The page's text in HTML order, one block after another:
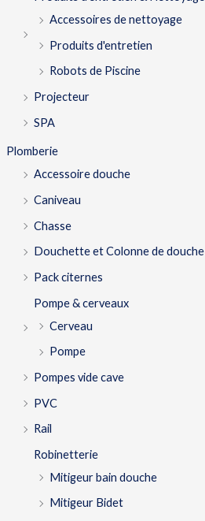
Accessoires de nettoyage
Produits d'entretien
Robots de Piscine
Projecteur
SPA
Plomberie
Accessoire douche
Caniveau
Chasse
Douchette et Colonne de douche
Pack citernes
Pompe & cerveaux
Cerveau
Pompe
Pompes vide cave
PVC
Rail
Robinetterie
Mitigeur bain douche
Mitigeur Bidet